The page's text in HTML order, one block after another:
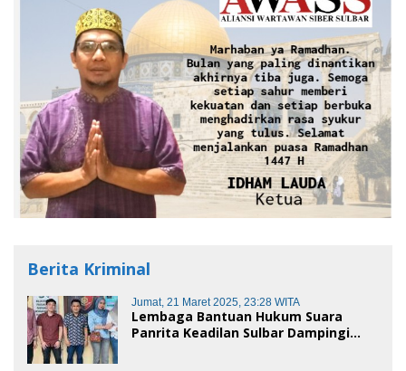
Berita Kriminal
Jumat, 21 Maret 2025, 23:28 WITA
Lembaga Bantuan Hukum Suara
Panrita Keadilan Sulbar Dampingi